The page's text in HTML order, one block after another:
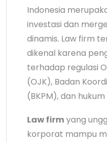
Indonesia
investasi dan
dinamis. Law firm
dikenal karena
terhadap regulasi
(OJK), Badan
(BKPM), dan
Law firmyang
korporat mampu